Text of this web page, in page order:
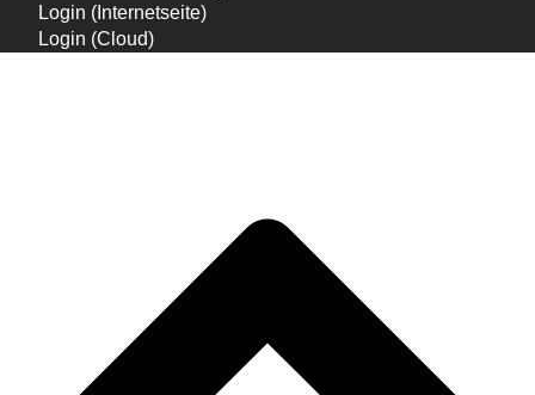
Login (Internetseite)
Login (Cloud)